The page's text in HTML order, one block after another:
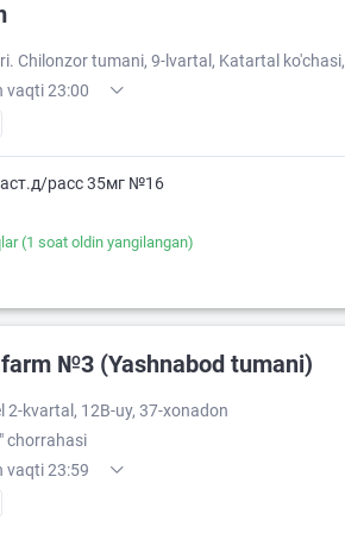
Chilonzor tumani, 9-lvartal, Katartal
vaqti 23:00
XX-XX
расс 35мг №16
(1 soat oldin yangilangan)
farm №3 (Yashnabod tumani)
2-kvartal, 12B-uy, 37-xonadon
chorrahasi
vaqti 23:59
XX-XX